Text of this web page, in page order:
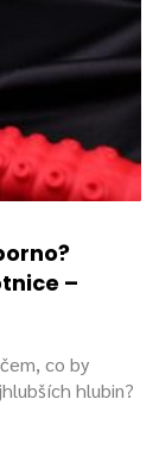
–
co by
hlubin?